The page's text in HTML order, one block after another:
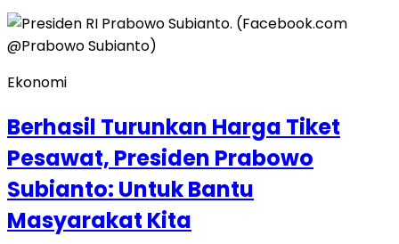
Ekonomi
Berhasil Turunkan Harga Tiket
Pesawat, Presiden Prabowo
Subianto: Untuk Bantu
Masyarakat Kita